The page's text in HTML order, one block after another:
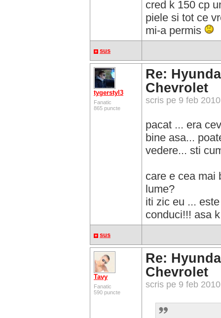
cred k 150 cp
piele si tot ce
mi-a permis
sus
tygerstyl3
Fanatic
865 puncte
Re:
Chevrolet
scris pe 9 feb
pacat ... era
bine asa...
vedere... sti
care e cea mai
lume?
iti zic eu ...
conduci!!! asa
sus
Tavy
Fanatic
590 puncte
Re:
Chevrolet
scris pe 9 feb